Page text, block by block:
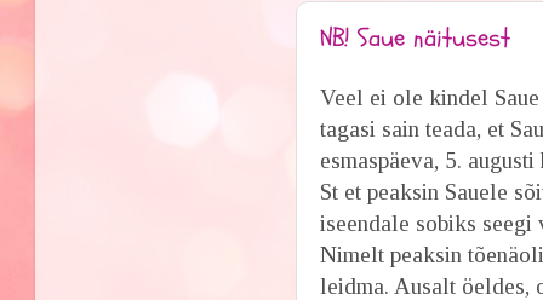
NB! Saue näitusest
Veel ei ole kindel
tagasi sain teada, et
esmaspäeva, 5.
St et peaksin Sauele
iseendale sobiks
Nimelt peaksin
leidma. Ausalt öeldes,